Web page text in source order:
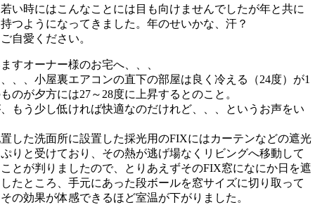
い時にはこんなことには目も向けませんでしたが年と共に
つようになってきました。年のせいかな、汗？
自愛ください。
すオーナー様のお宅へ、、、
、、小屋裏エアコンの直下の部屋は良く冷える（24度）が1
のが夕方には27～28度に上昇するとのこと。
もう少し低ければ快適なのだけれど、、、というお声をい
した洗面所に設置した採光用のFIXにはカーテンなどの遮光
りと受けており、その熱が逃げ場なくリビングへ移動して
とが判りましたので、とりあえずそのFIX窓になにか日を遮
たところ、手元にあった段ボールを窓サイズに切り取って
の効果が体感できるほど室温が下がりました。